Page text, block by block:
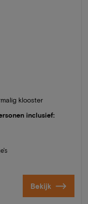
klooster
inclusief:
Bekijk